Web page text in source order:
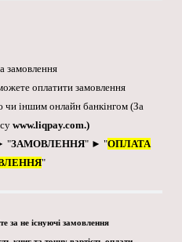
замовлення
оплатити замовлення
чи іншим онлайн банкінгом (За
www.liqpay.com.)
"ЗАМОВЛЕННЯ" ► "ОПЛАТА
"
за не існуючі замовлення